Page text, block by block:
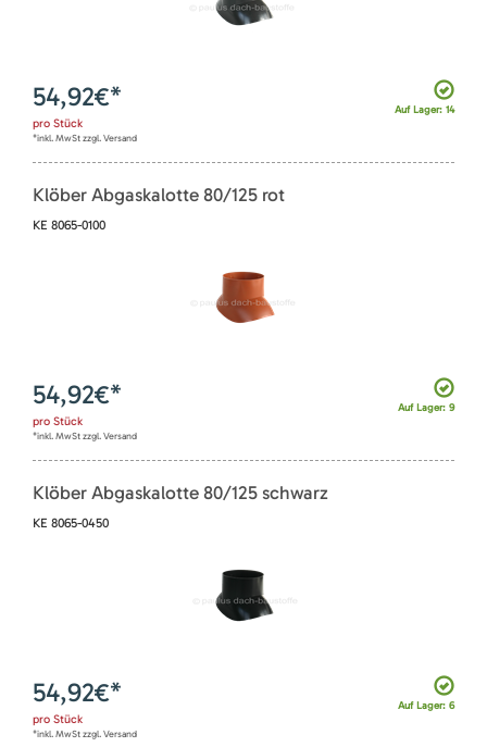
Auf Lager: 14
54,92€*
pro Stück
*inkl. MwSt zzgl. Versand
Klöber Abgaskalotte 80/125 rot
KE 8065-0100
Auf Lager: 9
54,92€*
pro Stück
*inkl. MwSt zzgl. Versand
Klöber Abgaskalotte 80/125 schwarz
KE 8065-0450
Auf Lager: 6
54,92€*
pro Stück
*inkl. MwSt zzgl. Versand